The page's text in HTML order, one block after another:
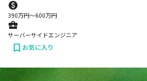
390万円〜600万円
サーバーサイドエンジニア
お気に入り